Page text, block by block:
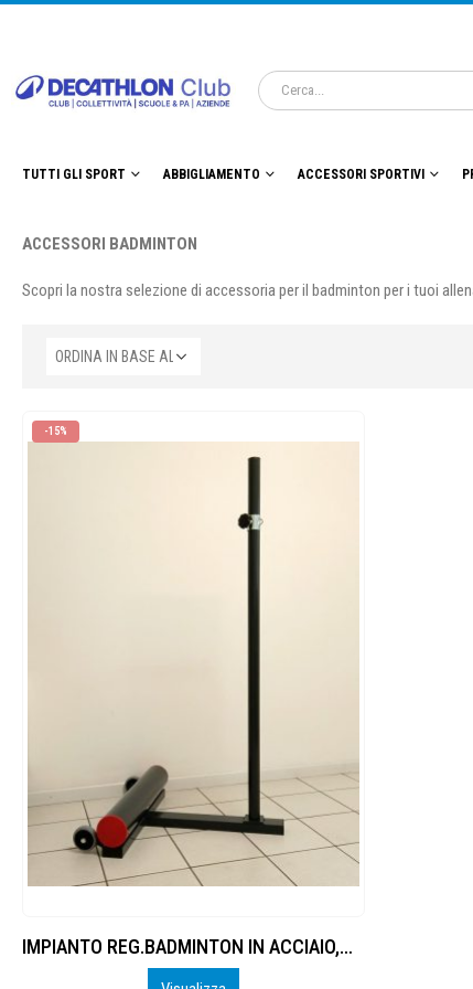
TUTTI GLI SPORT ABBIGLIAMENTO ACCESSORI SPORTIVI
ACCESSORI BADMINTON
Scopri la nostra selezione di accessoria per il badminton per i tuoi
-15%
IMPIANTO REG.BADMINTON IN ACCIAIO,MOD.PROFESSIONAL